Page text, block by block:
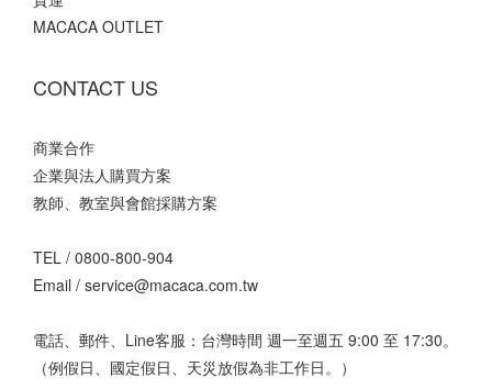
MACACA OUTLET
CONTACT US
商業合作
企業與法人購買方案
教師、教室與會館採購方案
TEL / 0800-800-904
Email / service@macaca.com.tw
電話、郵件、Line客服：台灣時間 週一至週五 9:00 至 17:30。
（例假日、國定假日、天災放假為非工作日。）